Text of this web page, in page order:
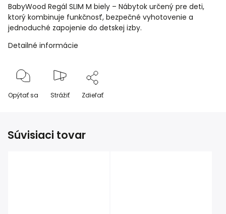
BabyWood Regál SLIM M biely – Nábytok určený pre deti,
ktorý kombinuje funkčnosť, bezpečné vyhotovenie a
jednoduché zapojenie do detskej izby.
Detailné informácie
Opýtať sa Strážiť Zdieľať
Súvisiaci tovar